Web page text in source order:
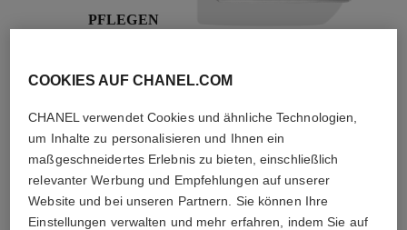
PFLEGEN
Sonnenschutz,
Umweltschadstoffe
4/4
COOKIES AUF CHANEL.COM
CHANEL verwendet Cookies und ähnliche Technologien,
um Inhalte zu personalisieren und Ihnen ein
maßgeschneidertes Erlebnis zu bieten, einschließlich
relevanter Werbung und Empfehlungen auf unserer
Website und bei unseren Partnern. Sie können Ihre
Einstellungen verwalten und mehr erfahren, indem Sie auf